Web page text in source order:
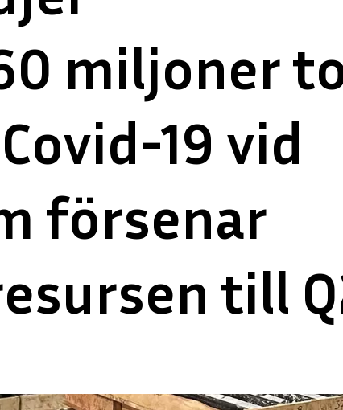
miljoner
19 vid
försenar
till